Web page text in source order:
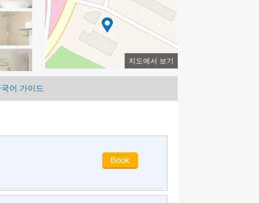
night!
Iris was the
said:I feel very good.
jianjian0 said:It's clean and tidy. The
location is very easy to find. It's
definitely worth the price
giveallsaid:Pretty good
The rooms were clean. We had a
outside.
is good, the location is good, and the
front desk service is good.
play, it's just to live comfortably. The
지도에서 보기
어 가이드